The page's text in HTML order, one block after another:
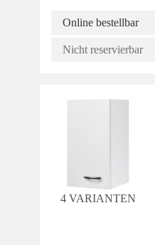
Online bestellbar
Nicht reservierbar
4 VARIANTEN